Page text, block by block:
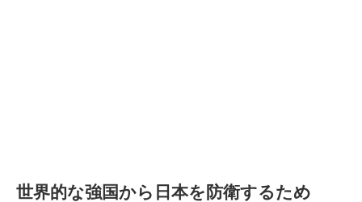
世界的な強国から日本を防衛するため